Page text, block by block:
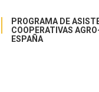
PROGRAMA DE
COOPERATIVAS
ESPAÑA